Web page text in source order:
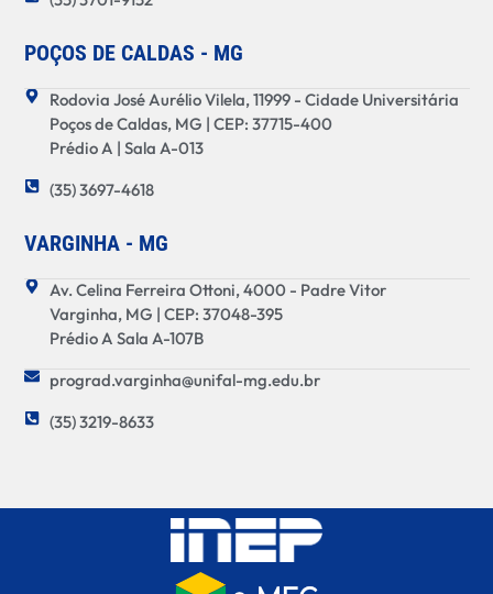
POÇOS DE CALDAS - MG
Rodovia José Aurélio Vilela, 11999 - Cidade Universitária
Poços de Caldas, MG | CEP: 37715-400
Prédio A | Sala A-013
(35) 3697-4618
VARGINHA - MG
Av. Celina Ferreira Ottoni, 4000 - Padre Vitor
Varginha, MG | CEP: 37048-395
Prédio A Sala A-107B
prograd.varginha@unifal-mg.edu.br
(35) 3219-8633